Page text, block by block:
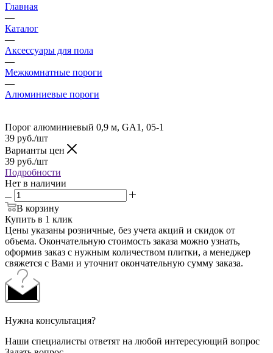
Главная
—
Каталог
—
Аксессуары для пола
—
Межкомнатные пороги
—
Алюминиевые пороги
Порог алюминиевый 0,9 м, GA1, 05-1
39 руб./шт
Варианты цен
39 руб./шт
Подробности
Нет в наличии
В корзину
Купить в 1 клик
Цены указаны розничные, без учета акций и скидок от
объема. Окончательную стоимость заказа можно узнать,
оформив заказ с нужным количеством плитки, а менеджер
свяжется с Вами и уточнит окончательную сумму заказа.
Нужна консультация?
Наши специалисты ответят на любой интересующий вопрос